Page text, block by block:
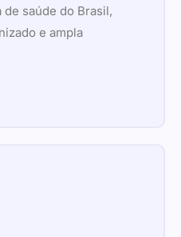
saúde do Brasil,
e ampla